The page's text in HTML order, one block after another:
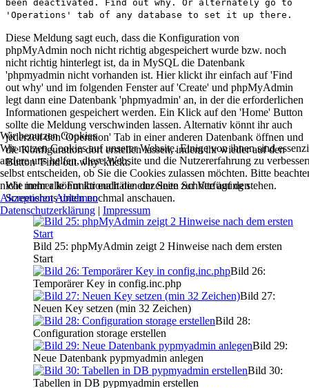
been deactivated. Find out why. Or alternately go to
'Operations' tab of any database to set it up there.
Diese Meldung sagt euch, dass die Konfiguration von
phpMyAdmin noch nicht richtig abgespeichert wurde bzw. noch
nicht richtig hinterlegt ist, da in MySQL die Datenbank
'phpmyadmin nicht vorhanden ist. Hier klickt ihr einfach auf 'Find
out why' und im folgenden Fenster auf 'Create' und phpMyAdmin
legt dann eine Datenbank 'phpmyadmin' an, in der die erforderlichen
Informationen gespeichert werden. Ein Klick auf den 'Home' Button
sollte die Meldung verschwinden lassen. Alternativ könnt ihr auch
jederzeit den 'Operation' Tab in einer anderen Datenbank öffnen und
die Konfiguration dort erstellen lassen, indem ihr wieder auf den
Button 'Find out why' klickt.
Wie immer könnt ihr euch die einzelnen Schritte auf den
Screenshots unten nochmal anschauen.
Bild 25: phpMyAdmin zeigt 2 Hinweise nach dem ersten
Start
Bild 26:
Temporärer Key in config.inc.php
Bild 27:
Neuen Key setzen (min 32 Zeichen)
Bild 28:
Configuration storage erstellen
Bild 29:
Neue Datenbank pypmyadmin anlegen
Bild 30:
Tabellen in DB pypmyadmin erstellen
Wir benutzen Cookies
Wir nutzen Cookies auf unserer Website. Einige von ihnen sind
andere uns helfen, diese Website und die Nutzererfahrung zu
selbst entscheiden, ob Sie die Cookies zulassen möchten. Bitte
nicht mehr alle Funktionalitäten der Seite zur Verfügung stehen.
AkzeptierenAblehnen
Datenschutzerklärung | Impressum